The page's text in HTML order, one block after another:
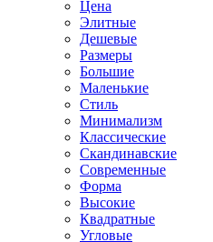
Цена
Элитные
Дешевые
Размеры
Большие
Маленькие
Стиль
Минимализм
Классические
Скандинавские
Современные
Форма
Высокие
Квадратные
Угловые